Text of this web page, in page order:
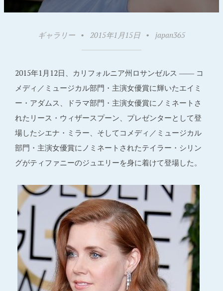
ギャラリー • 2015年1月15日 • japan365
2015年1月12日、カリフォルニア州ロサンゼルス ―― コ
メディ／ミュージカル部門・主演女優賞に輝いたエイミ
ー・アダムス、ドラマ部門・主演女優賞にノミネートさ
れたリース・ウィザースプーン、プレゼンターとして登
場したシエナ・ミラー、そしてコメディ／ミュージカル
部門・主演女優賞にノミネートされたテイラー・シリン
グがティファニーのジュエリーを身に着けて登場した。